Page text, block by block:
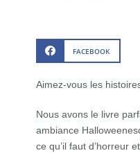
FACEBOOK
Aimez-vous les
Nous avons le livre
ambiance
ce qu’il faut d’horreur